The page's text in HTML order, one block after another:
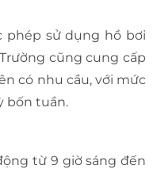
phép sử dụng hồ bơi
cũng cung cấp
có nhu cầu, với mức
bốn tuần.
từ 9 giờ sáng đến